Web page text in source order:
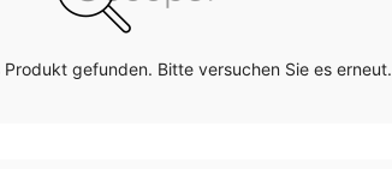
Produkt gefunden. Bitte versuchen Sie es erneut.